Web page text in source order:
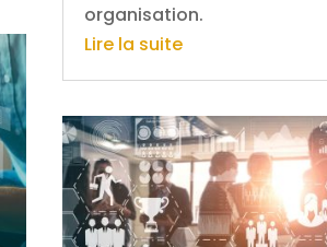
organisation.
Lire la suite